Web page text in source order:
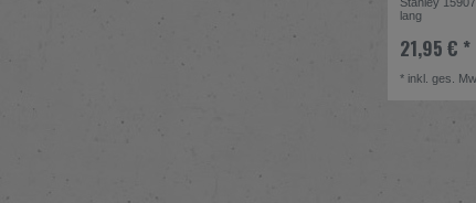
lang
21,95 € *
* inkl. ges.